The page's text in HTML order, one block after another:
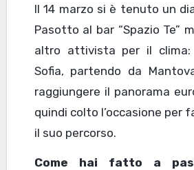
Il 14 marzo si è tenuto un
Pasotto al bar “Spazio Te”
altro attivista per il clima:
Sofia, partendo da
raggiungere il panorama
quindi colto l’occasione per
il suo percorso.
Come hai fatto a